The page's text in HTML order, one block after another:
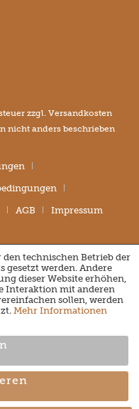
zzgl. Versandkosten
nicht anders beschrieben
AGB Impressum
den technischen Betrieb der
gesetzt werden. Andere
dieser Website erhöhen,
Interaktion mit anderen
sollen, werden
Mehr Informationen